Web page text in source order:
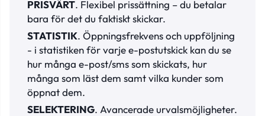
PRISVÄRT. Flexibel prissättning – du betalar
bara för det du faktiskt skickar.
STATISTIK. Öppningsfrekvens och uppföljning
- i statistiken för varje e-postutskick kan du se
hur många e-post/sms som skickats, hur
många som läst dem samt vilka kunder som
öppnat dem.
SELEKTERING. Avancerade urvalsmöjligheter.